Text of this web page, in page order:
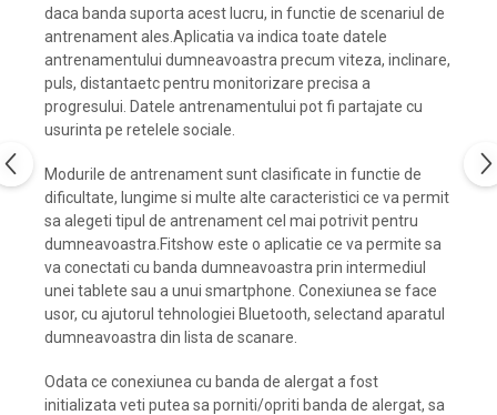
daca banda suporta acest lucru, in functie de scenariul de
antrenament ales.Aplicatia va indica toate datele
antrenamentului dumneavoastra precum viteza, inclinare,
puls, distantaetc pentru monitorizare precisa a
progresului. Datele antrenamentului pot fi partajate cu
usurinta pe retelele sociale.
Modurile de antrenament sunt clasificate in functie de
dificultate, lungime si multe alte caracteristici ce va permit
sa alegeti tipul de antrenament cel mai potrivit pentru
dumneavoastra.Fitshow este o aplicatie ce va permite sa
va conectati cu banda dumneavoastra prin intermediul
unei tablete sau a unui smartphone. Conexiunea se face
usor, cu ajutorul tehnologiei Bluetooth, selectand aparatul
dumneavoastra din lista de scanare.
Odata ce conexiunea cu banda de alergat a fost
initializata veti putea sa porniti/opriti banda de alergat, sa